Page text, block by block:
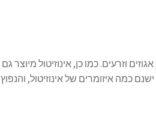
וזרעים. כמו כן, אינוזיטול מיוצר גם
כמה איזומרים של אינוזיטול, והנפוץ